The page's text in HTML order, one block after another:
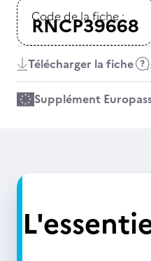
Code de la fiche :
RNCP39668
Télécharger la fiche
Supplément